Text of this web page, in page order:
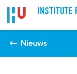
Spring naar pagina
INSTITUTE
Nieuws